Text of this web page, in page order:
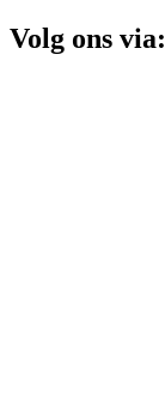
Volg ons via: